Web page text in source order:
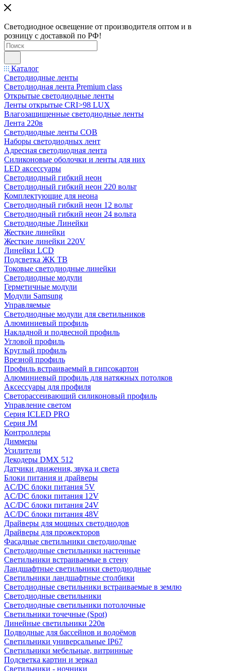
Светодиодное освещение от производителя оптом и в
розницу с доставкой по РФ!
Каталог
Светодиодные ленты
Светодиодная лента Premium class
Открытые светодиодные ленты
Ленты открытые CRI>98 LUX
Влагозащищенные светодиодные ленты
Лента 220в
Светодиодные ленты COB
Наборы светодиодных лент
Адресная светодиодная лента
Силиконовые оболочки и ленты для них
LED аксессуары
Светодиодный гибкий неон
Светодиодный гибкий неон 220 вольт
Комплектующие для неона
Светодиодный гибкий неон 12 вольт
Светодиодный гибкий неон 24 вольта
Светодиодные Линейки
Жесткие линейки
Жесткие линейки 220V
Линейки LCD
Подсветка ЖК ТВ
Токовые светодиодные линейки
Светодиодные модули
Герметичные модули
Модули Samsung
Управляемые
Светодиодные модули для светильников
Алюминиевый профиль
Накладной и подвесной профиль
Угловой профиль
Круглый профиль
Врезной профиль
Профиль встраиваемый в гипсокартон
Алюминиевый профиль для натяжных потолков
Аксессуары для профиля
Светорассеивающий силиконовый профиль
Управление светом
Серия ICLED PRO
Серия JM
Контроллеры
Диммеры
Усилители
Декодеры DMX 512
Датчики движения, звука и света
Блоки питания и драйверы
AC/DC блоки питания 5V
AC/DC блоки питания 12V
AC/DC блоки питания 24V
AC/DC блоки питания 48V
Драйверы для мощных светодиодов
Драйверы для прожекторов
Фасадные светильники светодиодные
Светодиодные светильники настенные
Светильники встраиваемые в стену
Ландшафтные светильники светодиодные
Светильники ландшафтные столбики
Светодиодные светильники встраиваемые в землю
Светодиодные светильники
Светодиодные светильники потолочные
Светильники точечные (Spot)
Линейные светильники 220в
Подводные для бассейнов и водоёмов
Светильники универсальные IP67
Светильники мебельные, витринные
Подсветка картин и зеркал
Светильники - ночники